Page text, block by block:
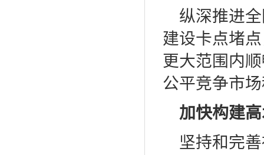
纵深推进
建设卡点堵
更大范围内
公平竞争市
加快构建
坚持和完